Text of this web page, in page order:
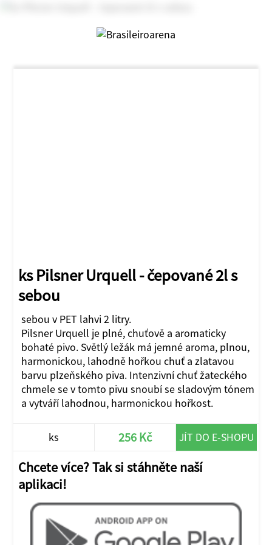
ks Pilsner Urquell - čepované 2l s
sebou
sebou v PET lahvi 2 litry.
Pilsner Urquell je plné, chuťově a aromaticky
bohaté pivo. Světlý ležák má jemné aroma, plnou,
harmonickou, lahodně hořkou chuť a zlatavou
barvu plzeňského piva. Intenzivní chuť žateckého
chmele se v tomto pivu snoubí se sladovým tónem
a vytváří lahodnou, harmonickou hořkost.
ks 256 Kč JÍT DO E-SHOPU
Chcete více? Tak si stáhněte naší
aplikaci!